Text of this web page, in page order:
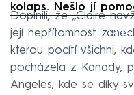
kolaps. Nešlo jí
Doplnili, že „Claire
její nepřítomnost
kterou pocítí všichni,
pocházela z Kanady,
Angeles, kde se díky